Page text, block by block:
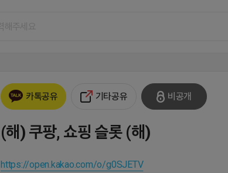
카톡공유 기타공유 비공개
(해) 쿠팡, 쇼핑 슬롯 (해)
https://open.kakao.com/o/g0SJETV